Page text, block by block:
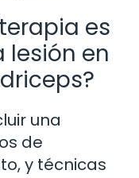
es
en
una
de
y técnicas